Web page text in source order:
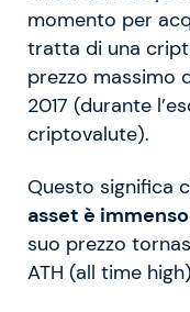
momento per
tratta di una
prezzo massimo
2017 (durante
criptovalute).
Questo significa
asset è immenso
suo prezzo
ATH (all time